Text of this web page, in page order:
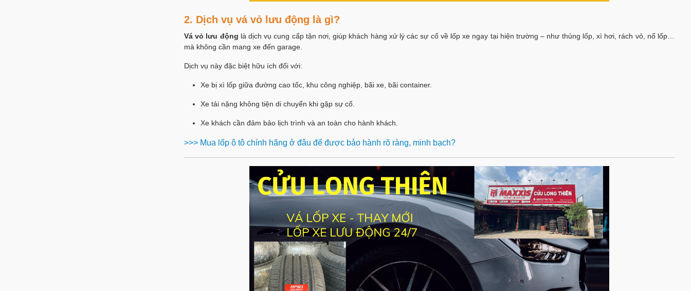
2. Dịch vụ vá vỏ lưu động là gì?
Vá vỏ lưu động là dịch vụ cung cấp tận nơi, giúp khách hàng xử lý các sự cố về lốp xe ngay tại hiện trường – như thủng lốp, xì hơi, rách vỏ, nổ lốp…
mà không cần mang xe đến garage.
Dịch vụ này đặc biệt hữu ích đối với:
Xe bị xì lốp giữa đường cao tốc, khu công nghiệp, bãi xe, bãi container.
Xe tải nặng không tiện di chuyển khi gặp sự cố.
Xe khách cần đảm bảo lịch trình và an toàn cho hành khách.
>>> Mua lốp ô tô chính hãng ở đâu để được bảo hành rõ ràng, minh bạch?